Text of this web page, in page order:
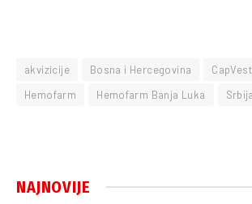
akvizicije Bosna i Hercegovina
Hemofarm
Hemofarm Banja Luka Srbija
NAJNOVIJE